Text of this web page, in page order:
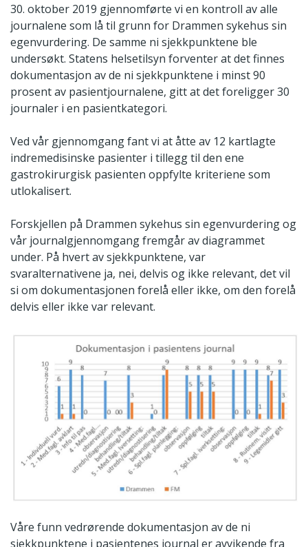
30. oktober 2019 gjennomførte vi en kontroll av alle
journalene som lå til grunn for Drammen sykehus sin
egenvurdering. De samme ni sjekkpunktene ble
undersøkt. Statens helsetilsyn forventer at det finnes
dokumentasjon av de ni sjekkpunktene i minst 90
prosent av pasientjournalene, gitt at det foreligger 30
journaler i en pasientkategori.
Ved vår gjennomgang fant vi at åtte av 12 kartlagte
indremedisinske pasienter i tillegg til den ene
gastrokirurgisk pasienten oppfylte kriteriene som
utlokalisert.
Forskjellen på Drammen sykehus sin egenvurdering og
vår journalgjennomgang fremgår av diagrammet
under. På hvert av sjekkpunktene, var
svaralternativene ja, nei, delvis og ikke relevant, det vil
si om dokumentasjonen forelå eller ikke, om den forelå
delvis eller ikke var relevant.
Våre funn vedrørende dokumentasjon av de ni
sjekkpunktene i pasientenes journal er avvikende fra